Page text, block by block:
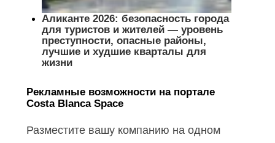
Аликанте 2026: безопасность города
для туристов и жителей — уровень
преступности, опасные районы,
лучшие и худшие кварталы для
жизни
Рекламные возможности на портале
Costa Blanca Space
Разместите вашу компанию на одном